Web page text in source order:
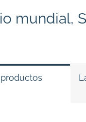
mundial,